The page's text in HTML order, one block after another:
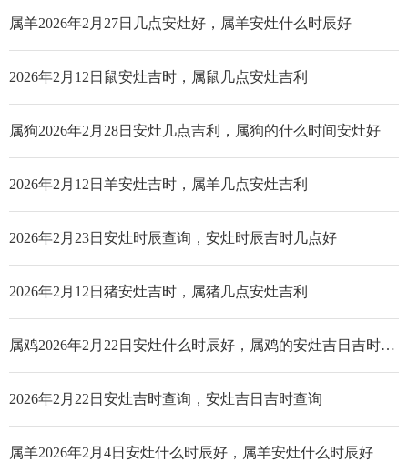
属羊2026年2月27日几点安灶好，属羊安灶什么时辰好
2026年2月12日鼠安灶吉时，属鼠几点安灶吉利
属狗2026年2月28日安灶几点吉利，属狗的什么时间安灶好
2026年2月12日羊安灶吉时，属羊几点安灶吉利
2026年2月23日安灶时辰查询，安灶时辰吉时几点好
2026年2月12日猪安灶吉时，属猪几点安灶吉利
属鸡2026年2月22日安灶什么时辰好，属鸡的安灶吉日吉时查询
2026年2月22日安灶吉时查询，安灶吉日吉时查询
属羊2026年2月4日安灶什么时辰好，属羊安灶什么时辰好